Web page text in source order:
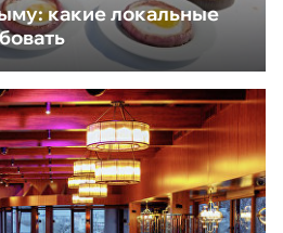
какие локальные